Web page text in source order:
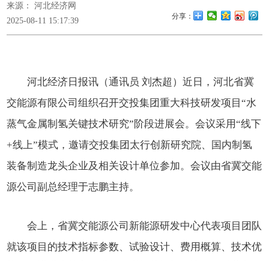
来源： 河北经济网
2025-08-11 15:17:39
分享：
河北经济日报讯（通讯员 刘杰超）近日，河北省冀
交能源有限公司组织召开交投集团重大科技研发项目“水
蒸气金属制氢关键技术研究”阶段进展会。会议采用“线下
+线上”模式，邀请交投集团太行创新研究院、国内制氢
装备制造龙头企业及相关设计单位参加。会议由省冀交能
源公司副总经理于志鹏主持。
会上，省冀交能源公司新能源研发中心代表项目团队
就该项目的技术指标参数、试验设计、费用概算、技术优